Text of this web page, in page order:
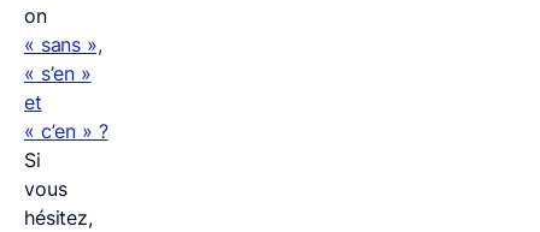
on
« sans »,
« s’en »
et
« c’en » ?
Si
vous
hésitez,